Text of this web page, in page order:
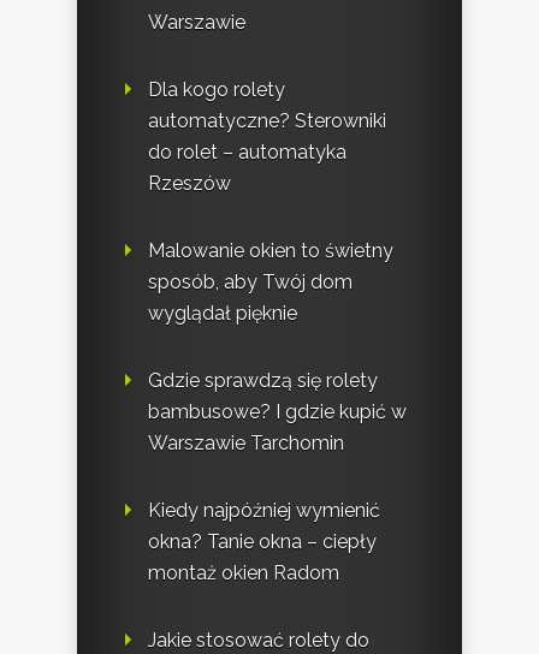
Warszawie
Dla kogo rolety
automatyczne? Sterowniki
do rolet – automatyka
Rzeszów
Malowanie okien to świetny
sposób, aby Twój dom
wyglądał pięknie
Gdzie sprawdzą się rolety
bambusowe? I gdzie kupić w
Warszawie Tarchomin
Kiedy najpóźniej wymienić
okna? Tanie okna – ciepły
montaż okien Radom
Jakie stosować rolety do